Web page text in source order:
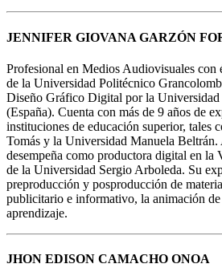
JENNIFER GIOVANA GARZÓN
Profesional en Medios Audiovisuales con
de la Universidad Politécnico
Diseño Gráfico Digital por la
(España). Cuenta con más de 9 años de
instituciones de educación superior, tales
Tomás y la Universidad Manuela Beltrán.
desempeña como productora digital en la
de la Universidad Sergio Arboleda. Su
preproducción y posproducción de
publicitario e informativo, la animación
aprendizaje.
JHON EDISON CAMACHO ONOA